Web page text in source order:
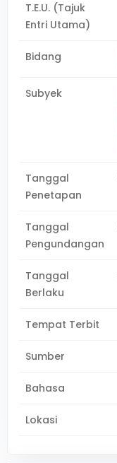
T.E.U. (Tajuk
Entri Utama)
Bidang
Subyek
Tanggal
Penetapan
Tanggal
Pengundangan
Tanggal
Berlaku
Tempat Terbit
Sumber
Bahasa
Lokasi